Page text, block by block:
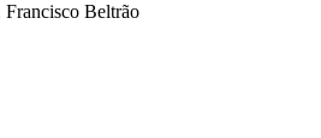
Beltrão